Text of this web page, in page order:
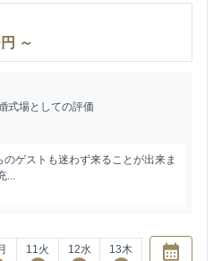
円 ～
式場としての評価
ゲストも迷わず来ることが出来ま
11火 12水 13木